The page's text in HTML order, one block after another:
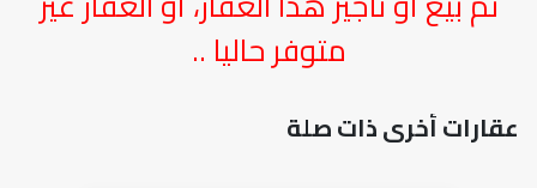
متوفر حاليا ..
عقارات أخرى ذات صلة